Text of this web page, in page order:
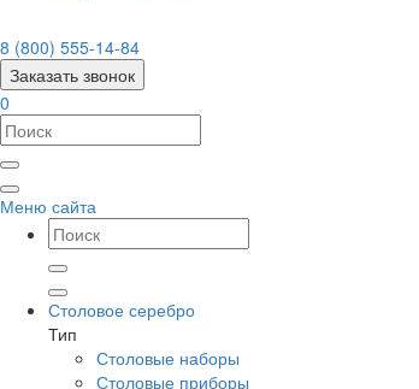
8 (800) 555-14-84
Заказать звонок
0
Меню сайта
Столовое серебро
Тип
Столовые наборы
Столовые приборы